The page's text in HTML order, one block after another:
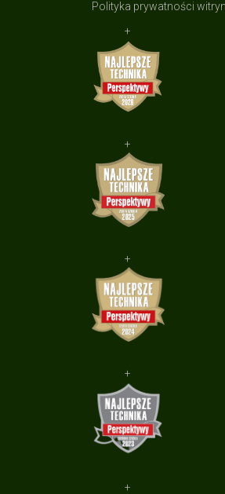
Polityka prywatności
+
+
+
+
+